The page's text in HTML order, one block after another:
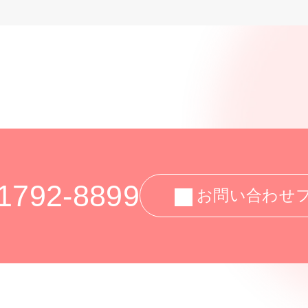
8899 お問い合わせ